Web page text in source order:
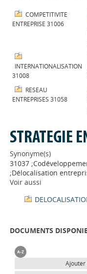
COMPETITIVITE
ENTREPRISE 31006
INTERNATIONALISATION
31008
RESEAU
ENTREPRISES 31058
STRATEGIE
Synonyme(s)
31037
;Délocalisation
Voir aussi
DOCUMENTS
Ajouter